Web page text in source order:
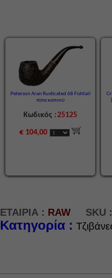
Peterson Aran Rusticated 68 Fishtail
πίπα καπνού
Κωδικός :25125
€ 104,00
ΕΤΑΙΡΙΑ : RAW SKU :
Κατηγορία :